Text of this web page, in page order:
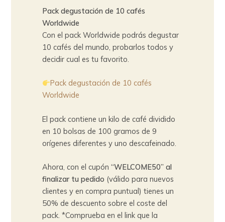
Pack degustación de 10 cafés
Worldwide
Con el pack Worldwide podrás degustar
10 cafés del mundo, probarlos todos y
decidir cual es tu favorito.
Pack degustación de 10 cafés
Worldwide
El pack contiene un kilo de café dividido
en 10 bolsas de 100 gramos de 9
orígenes diferentes y uno descafeinado.
Ahora, con el cupón “WELCOME50” al
finalizar tu pedido (válido para nuevos
clientes y en compra puntual) tienes un
50% de descuento sobre el coste del
pack. *Comprueba en el link que la